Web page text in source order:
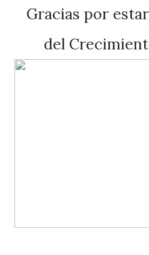
Gracias por estar en el camino
del